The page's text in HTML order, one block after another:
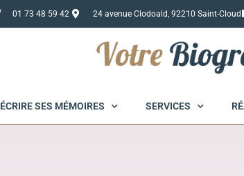
01 73 48 59 42 24 avenue Clodoald, 92210 Saint-Cloud
ÉCRIRE SES MÉMOIRES SERVICES